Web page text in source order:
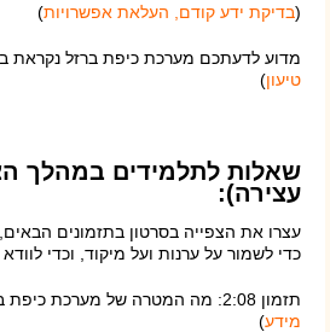
(בדיקת ידע קודם, העלאת אפשרויות)
מדוע לדעתכם מערכת כיפת ברזל נקראת
טיעון)
שאלות לתלמידים במהלך
עצירה):
עצרו את הצפייה בסרטון בתזמונים
כדי לשמור על ערנות ועל מיקוד, וכדי לוודא
תזמון 2:08: מה המטרה של מערכת כיפת ברזל? (
מידע)